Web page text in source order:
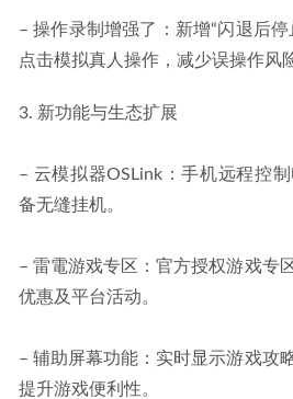
– 操作录制增强了：新增“闪退后
点击模拟真人操作，减少误操作风
3. 新功能与生态扩展
– 云模拟器OSLink：手机远程控
备无缝挂机。
– 雷電游戏专区：官方授权游戏专
优惠及平台活动。
– 辅助屏幕功能：实时显示游戏攻
提升游戏便利性。